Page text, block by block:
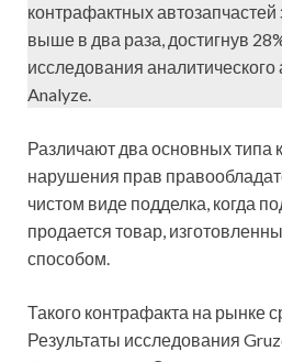
контрафактных автозапчастей
выше в два раза, достигнув
исследования аналитического
Analyze.
Различают два основных типа
нарушения прав
чистом виде подделка, когда
продается товар,
способом.
Такого контрафакта на рынке
Результаты исследования